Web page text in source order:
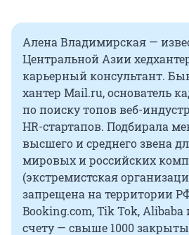
Алена Владимирская —
Центральной Азии
карьерный консультант.
хантер Mail.ru, основатель
по поиску топов веб-
HR-стартапов. Подбирала
высшего и среднего звена
мировых и российских
(экстремистская
запрещена на территории
Booking.com, Tik Tok, Alibaba
счету — свыше 1000